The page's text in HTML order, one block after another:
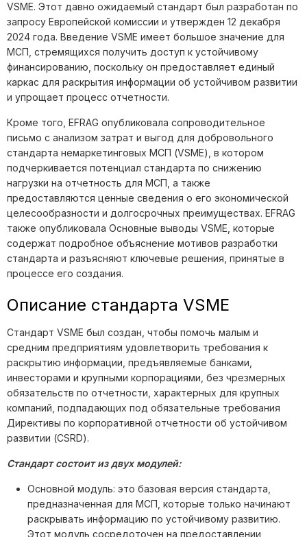
VSME. Этот давно ожидаемый стандарт был разработан по
запросу Европейской комиссии и утвержден 12 декабря
2024 года. Введение VSME имеет большое значение для
МСП, стремящихся получить доступ к устойчивому
финансированию, поскольку он предоставляет единый
каркас для раскрытия информации об устойчивом развитии
и упрощает процесс отчетности.
Кроме того, EFRAG опубликовала сопроводительное
письмо с анализом затрат и выгод для добровольного
стандарта немаркетинговых МСП (VSME), в котором
подчеркивается потенциал стандарта по снижению
нагрузки на отчетность для МСП, а также
предоставляются ценные сведения о его экономической
целесообразности и долгосрочных преимуществах. EFRAG
также опубликовала Основные выводы VSME, которые
содержат подробное объяснение мотивов разработки
стандарта и разъясняют ключевые решения, принятые в
процессе его создания.
Описание стандарта VSME
Стандарт VSME был создан, чтобы помочь малым и
средним предприятиям удовлетворить требования к
раскрытию информации, предъявляемые банками,
инвесторами и крупными корпорациями, без чрезмерных
обязательств по отчетности, характерных для крупных
компаний, подпадающих под обязательные требования
Директивы по корпоративной отчетности об устойчивом
развитии (CSRD).
Стандарт состоит из двух модулей:
Основной модуль: это базовая версия стандарта,
предназначенная для МСП, которые только начинают
раскрывать информацию по устойчивому развитию.
Этот модуль сосредоточен на предоставлении